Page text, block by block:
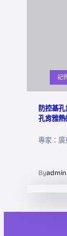
記
防控基
孔肯雅熱
專家：
Byadmin